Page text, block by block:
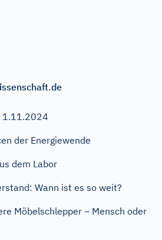
1.11.2024
der Energiewende
dem Labor
Wann ist es so weit?
Möbelschlepper – Mensch oder